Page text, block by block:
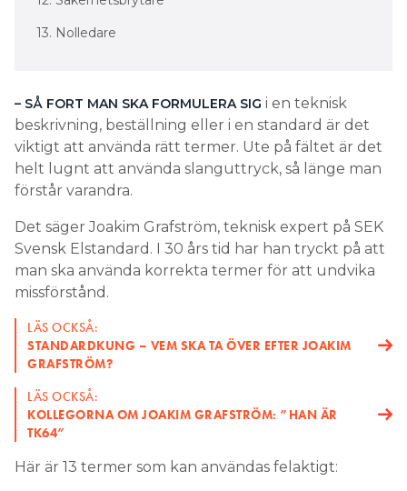
13. Nolledare
– SÅ FORT MAN SKA FORMULERA SIG i en teknisk
beskrivning, beställning eller i en standard är det
viktigt att använda rätt termer. Ute på fältet är det
helt lugnt att använda slanguttryck, så länge man
förstår varandra.
Det säger Joakim Grafström, teknisk expert på SEK
Svensk Elstandard. I 30 års tid har han tryckt på att
man ska använda korrekta termer för att undvika
missförstånd.
LÄS OCKSÅ:
STANDARDKUNG – VEM SKA TA ÖVER EFTER JOAKIM
GRAFSTRÖM?
LÄS OCKSÅ:
KOLLEGORNA OM JOAKIM GRAFSTRÖM: ”HAN ÄR
TK64”
Här är 13 termer som kan användas felaktigt: